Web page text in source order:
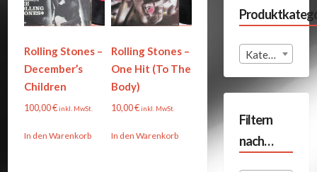
Rolling Stones –
December’s
Children
100,00€inkl. MwSt.
In den Warenkorb
Rolling Stones –
One Hit (To The
Body)
10,00€inkl. MwSt.
In den Warenkorb
Kategorie auswählen
Filtern
nach…